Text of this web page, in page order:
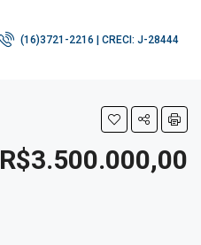
(16)3721-2216 | CRECI: J-28444
R$3.500.000,00